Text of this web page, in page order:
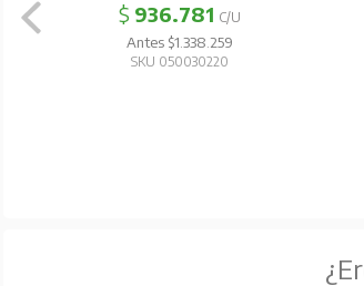
$ 936.781 C/U
Antes $1.338.259
SKU 050030220